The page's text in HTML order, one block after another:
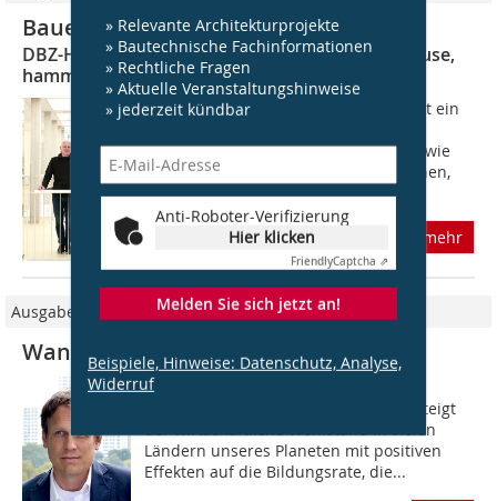
» Relevante Architekturprojekte
» Bautechnische Fachinformationen
» Rechtliche Fragen
» Aktuelle Veranstaltungshinweise
» jederzeit kündbar
Anti-Roboter-Verifizierung
Hier klicken
FriendlyCaptcha ⇗
Melden Sie sich jetzt an!
Beispiele, Hinweise: Datenschutz, Analyse,
Widerruf
Bauen mit Glas heute und in Zukunft
DBZ-Heftpartner Markus Hammes und Nils Krause,
hammeskrause architekten bda, Stuttgart
Wir sind überzeugt, Glas ist und bleibt ein
Raumbildung, als Außenhaut ebenso wie
als Trennwand innen. Seine technischen,
ökonomischen, ökologischen wie...
mehr
Ausgabe 01/2022
Wandel im Bauwesen
Seit Jahrzehnten wächst die
Weltbevölkerung stetig. Gleichzeitig steigt
der wirtschaftliche Wohlstand in vielen
Ländern unseres Planeten mit positiven
Effekten auf die Bildungsrate, die...